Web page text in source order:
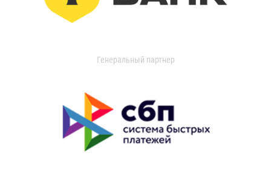
Генеральный партнер